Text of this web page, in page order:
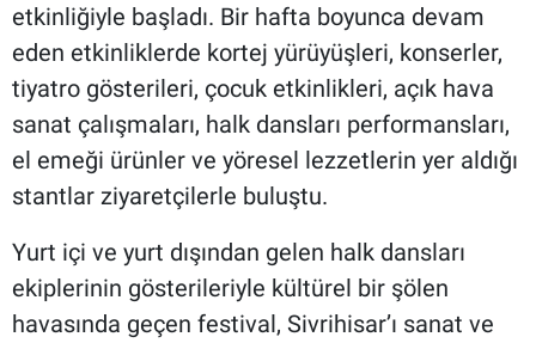
etkinliğiyle başladı. Bir hafta boyunca devam
eden etkinliklerde kortej yürüyüşleri, konserler,
tiyatro gösterileri, çocuk etkinlikleri, açık hava
sanat çalışmaları, halk dansları performansları,
el emeği ürünler ve yöresel lezzetlerin yer aldığı
stantlar ziyaretçilerle buluştu.
Yurt içi ve yurt dışından gelen halk dansları
ekiplerinin gösterileriyle kültürel bir şölen
havasında geçen festival, Sivrihisar’ı sanat ve